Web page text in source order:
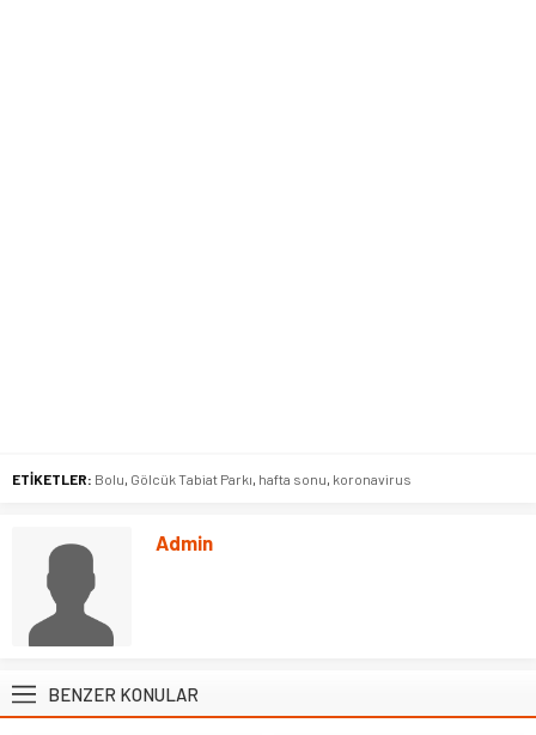
ETİKETLER: Bolu Gölcük Tabiat Parkı hafta sonu koronavirus
Admin
BENZER KONULAR